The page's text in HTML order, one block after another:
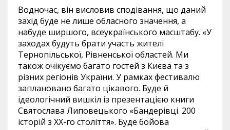
Водночас, він висловив сподівання, що даний
захід буде не лише обласного значення, а
набуде ширшого, всеукраїнського масштабу. «У
заходах будуть брати участь жителі
Тернопільської, Рівненської областей. Ми
також очікуємо багато гостей з Києва та з
різних регіонів України. У рамках фестивалю
заплановано багато цікавого. Буде й
ідеологічний вишкіл із презентацією книги
Святослава Липовецького «Бандерівці. 200
історій з ХХ-го століття». Буде бойова